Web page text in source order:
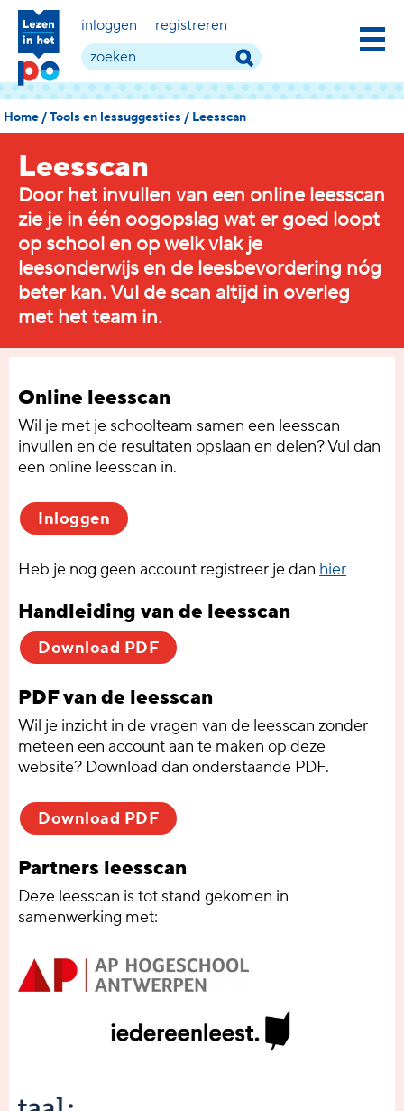
inloggen registreren
Home/Tools en lessuggesties / Leesscan
Leesscan
Door het invullen van een online leesscan
zie je in één oogopslag wat er goed loopt
op school en op welk vlak je
leesonderwijs en de leesbevordering nóg
beter kan. Vul de scan altijd in overleg
met het team in.
Online leesscan
Wil je met je schoolteam samen een leesscan
invullen en de resultaten opslaan en delen? Vul dan
een online leesscan in.
Inloggen
Heb je nog geen account registreer je dan hier
Handleiding van de leesscan
Download PDF
PDF van de leesscan
Wil je inzicht in de vragen van de leesscan zonder
meteen een account aan te maken op deze
website? Download dan onderstaande PDF.
Download PDF
Partners leesscan
Deze leesscan is tot stand gekomen in
samenwerking met: